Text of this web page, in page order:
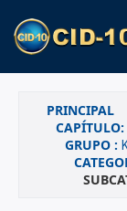
PRINCIPAL
CAPÍTULO:
GRUPO :